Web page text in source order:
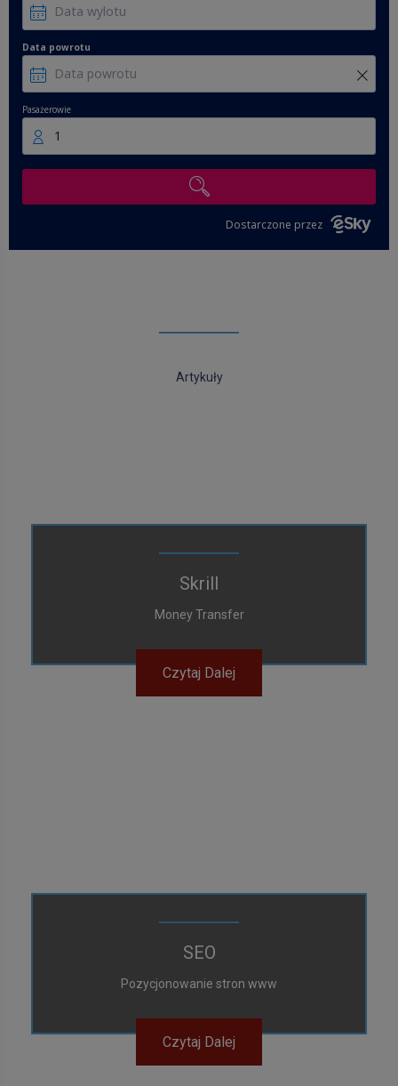
Data powrotu
Pasażerowie
1
Dostarczone przez
Artykuły
Skrill
Money Transfer
Czytaj Dalej
SEO
Pozycjonowanie stron www
Czytaj Dalej